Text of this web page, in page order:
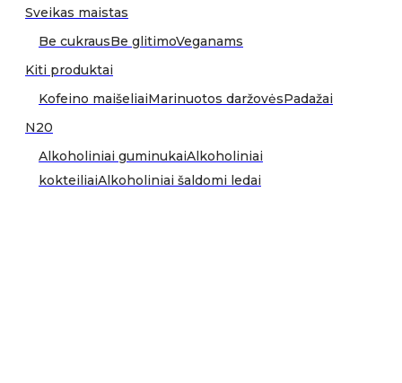
Sveikas maistas
Be cukrausBe glitimoVeganams
Kiti produktai
Kofeino maišeliaiMarinuotos daržovėsPadažai
N20
Alkoholiniai guminukaiAlkoholiniai
kokteiliaiAlkoholiniai šaldomi ledai